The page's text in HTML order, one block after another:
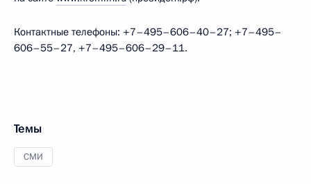
Контактные телефоны: +7–495–606–40–27; +7–495–
606–55–27, +7–495–606–29–11.
Темы
СМИ